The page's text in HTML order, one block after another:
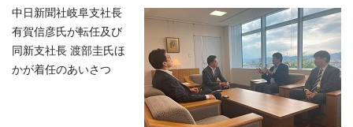
中日新聞社岐阜支社長
有賀信彦氏が転任及び
同新支社長 渡部圭氏ほ
かが着任のあいさつ